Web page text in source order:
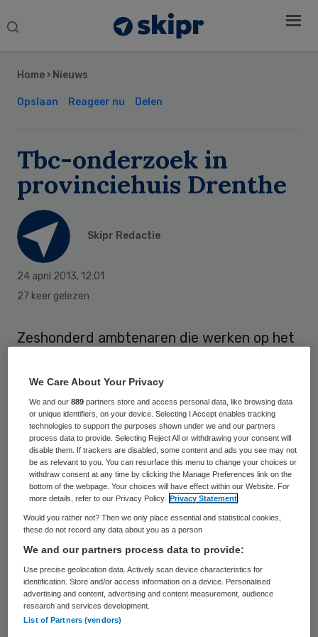
Search
Home › Nieuws
Opslaan Reageer nu Delen
Tbc-onderzoek in
provinciehuis Drenthe
Skipr Redactie
24 april 2013, 12:01
27 keer gelezen
Zeshonderd ambtenaren die werken op het
tbc-test nadat bij een medewerker open
longtuberculose was geconstateerd. Dat
meldde de provincie woensdag.
Ruim 130 naaste collega’s van de zieke
ambtenaar zijn inmiddels getest. Bij 19 van
hen is vastgesteld dat zij de bacterie
dragen, hoewel er in die gevallen geen
sprake is van open tbc. Uit voorzorg krijgen
ze 3 maanden lang medicijnen
voorgeschreven.
Sidebar
We Care About Your Privacy
We and our889 partners store and access personal data, like browsing data
or unique identifiers, on your device. Selecting I Accept enables tracking
technologies to support the purposes shown under we and our partners
process data to provide. Selecting Reject All or withdrawing your consent will
disable them. If trackers are disabled, some content and ads you see may not
be as relevant to you. You can resurface this menu to change your choices or
withdraw consent at any time by clicking the Manage Preferences link on the
bottom of the webpage. Your choices will have effect within our Website. For
more details, refer to our Privacy Policy.
Privacy Statement
Would you rather not? Then we only place essential and statistical cookies,
these do not record any data about you as a person
We and our partners process data to provide:
Use precise geolocation data. Actively scan device characteristics for
identification. Store and/or access information on a device. Personalised
advertising and content, advertising and content measurement, audience
research and services development.
List of Partners (vendors)